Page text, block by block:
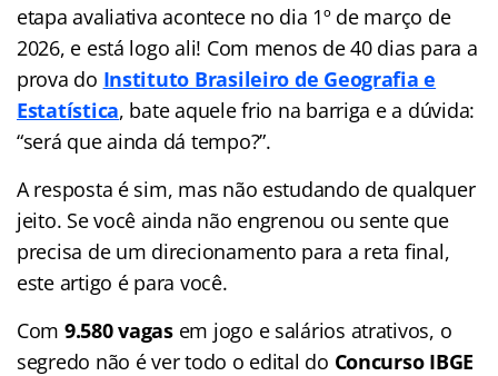
etapa avaliativa acontece no dia 1º de março de
2026, e está logo ali! Com menos de 40 dias para a
prova do Instituto Brasileiro de Geografia e
Estatística, bate aquele frio na barriga e a dúvida:
“será que ainda dá tempo?”.
A resposta é sim, mas não estudando de qualquer
jeito. Se você ainda não engrenou ou sente que
precisa de um direcionamento para a reta final,
este artigo é para você.
Com 9.580 vagasem jogo e salários atrativos, o
segredo não é ver todo o edital do Concurso IBGE